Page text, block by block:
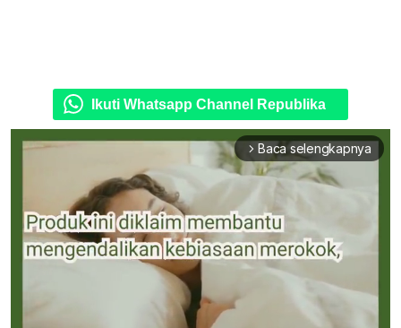
Ikuti Whatsapp Channel Republika
arrow_forward_ios Baca selengkapnya